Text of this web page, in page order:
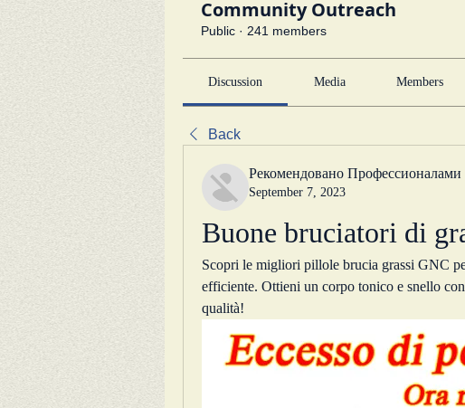
Community Outreach
Public · 241 members
Discussion Media Members
Back
Рекомендовано Профессионалами
September 7, 2023
Buone bruciatori di
Scopri le migliori pillole brucia grassi GNC
efficiente. Ottieni un corpo tonico e snello
qualità!